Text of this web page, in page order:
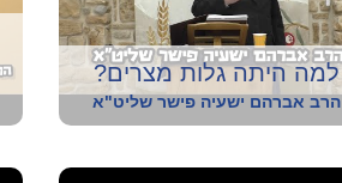
למה היתה גלות מצרים?
הרב אברהם ישעיה פישר שליט"א